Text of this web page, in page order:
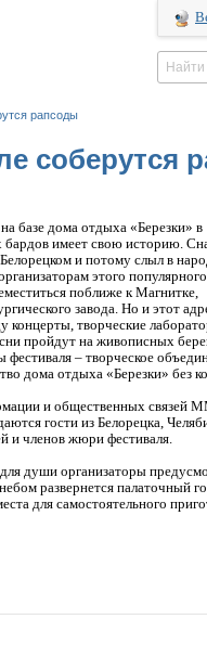
рапсоды
соберутся
базе дома отдыха «Березки» в
имеет свою историю.
и потому слыл в
этого
поближе к Магнитке,
завода. Но и этот
концерты, творческие
пройдут на живописных
– творческое
дома отдыха «Березки» без
и общественных
гости из Белорецка,
и членов жюри фестиваля.
души организаторы
развернется палаточный
для самостоятельного